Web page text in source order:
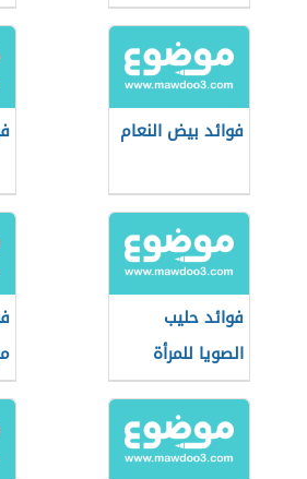
فوائد بيض النعام
فوائد حليب
الصويا للمرأة